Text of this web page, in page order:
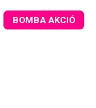
BOMBA AKCIÓ